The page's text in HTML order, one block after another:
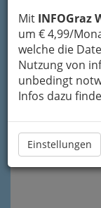
Mit INFOGraz
um € 4,99/
welche die
Nutzung von
unbedingt
Infos dazu
Einstellungen
wissen)
stattfinden.
Möglichkeit,
oben zu
zu gelangen.
weitreichende